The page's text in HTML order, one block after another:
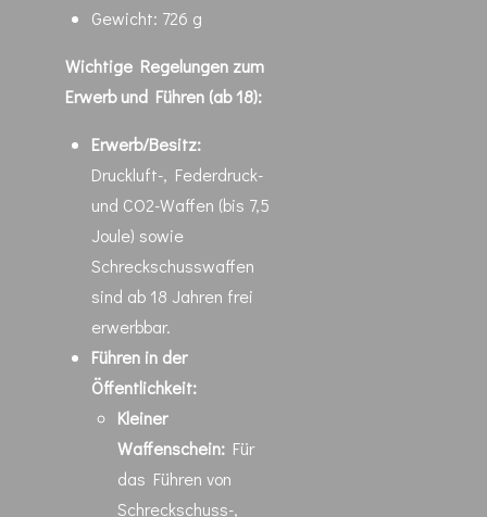
Gewicht: 726 g
Wichtige Regelungen zum
Erwerb und Führen (ab 18):
Erwerb/Besitz:
Druckluft-, Federdruck-
und CO2-Waffen (bis 7,5
Joule) sowie
Schreckschusswaffen
sind ab 18 Jahren frei
erwerbbar.
Führen in der
Öffentlichkeit:
Kleiner
Waffenschein: Für
das Führen von
Schreckschuss-,